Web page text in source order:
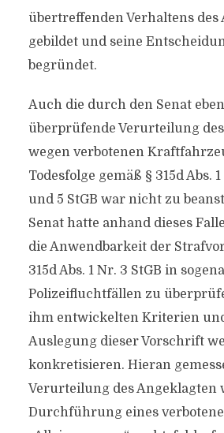
übertreffenden Verhaltens des
gebildet und seine
begründet.
Auch die durch den Senat
überprüfende Verurteilung
wegen verbotenen
Todesfolge gemäß § 315d Abs.
und 5 StGB war nicht zu
Senat hatte anhand dieses
die Anwendbarkeit der
315d Abs. 1 Nr. 3 StGB in
Polizeifluchtfällen zu
ihm entwickelten Kriterien
Auslegung dieser Vorschrift
konkretisieren. Hieran
Verurteilung des Angeklagten
Durchführung eines